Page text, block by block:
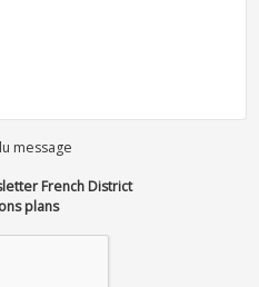
message
French District
plans